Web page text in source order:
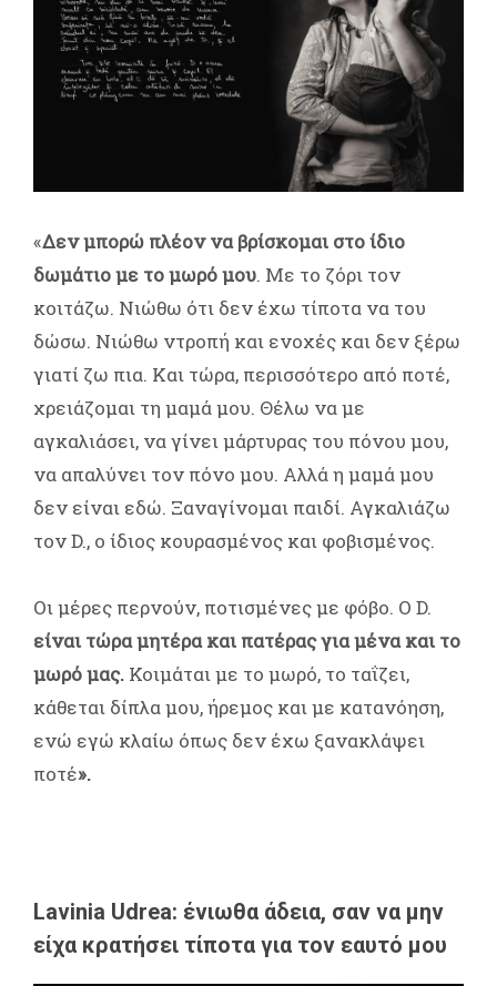
«Δεν μπορώ πλέον να βρίσκομαι στο ίδιο
δωμάτιο με το μωρό μου. Με το ζόρι τον
κοιτάζω. Νιώθω ότι δεν έχω τίποτα να του
δώσω. Νιώθω ντροπή και ενοχές και δεν ξέρω
γιατί ζω πια. Και τώρα, περισσότερο από ποτέ,
χρειάζομαι τη μαμά μου. Θέλω να με
αγκαλιάσει, να γίνει μάρτυρας του πόνου μου,
να απαλύνει τον πόνο μου. Αλλά η μαμά μου
δεν είναι εδώ. Ξαναγίνομαι παιδί. Αγκαλιάζω
τον D., ο ίδιος κουρασμένος και φοβισμένος.
Οι μέρες περνούν, ποτισμένες με φόβο. Ο D.
είναι τώρα μητέρα και πατέρας για μένα και το
μωρό μας. Κοιμάται με το μωρό, το ταΐζει,
κάθεται δίπλα μου, ήρεμος και με κατανόηση,
ενώ εγώ κλαίω όπως δεν έχω ξανακλάψει
ποτέ».
Lavinia Udrea: ένιωθα άδεια, σαν να μην
είχα κρατήσει τίποτα για τον εαυτό μου